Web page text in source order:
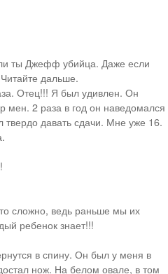
ты Джефф убийца. Даже если
дальше.
Отец!!! Я был удивлен. Он
мен. 2 раза в год он наведомался
твердо давать сдачи. Мне уже 16.
сложно, ведь раньше мы их
ребенок знает!!!
в спину. Он был у меня в
нож. На белом овале, в том